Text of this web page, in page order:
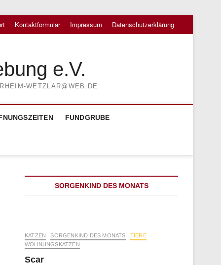
Kontaktformular Impressum Datenschutzerklärung
e.V.
WETZLAR@WEB.DE
FUNDGRUBE
SORGENKIND DES MONATS
KATZEN SORGENKIND DES MONATS
TIERE
WOHNUNGSKATZEN
Scar